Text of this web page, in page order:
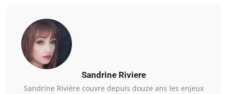
Sandrine Riviere
Sandrine Rivière couvre depuis douze ans les enjeux